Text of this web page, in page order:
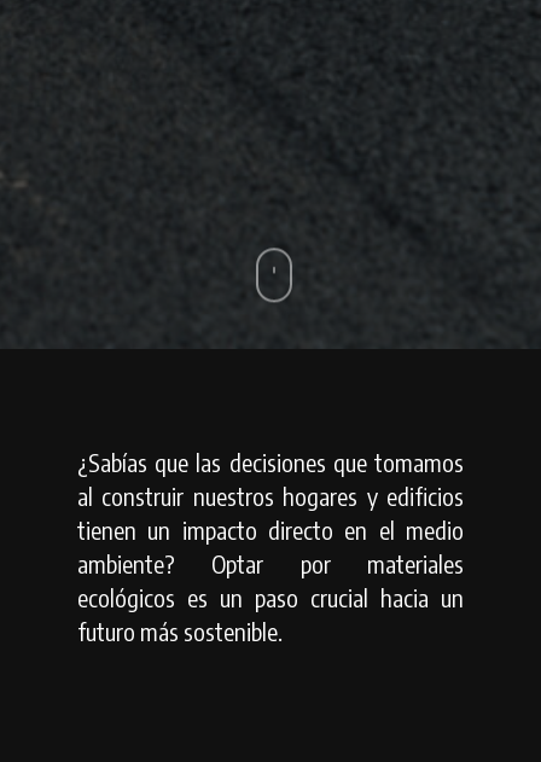
¿Sabías que las decisiones que tomamos
al construir nuestros hogares y edificios
tienen un impacto directo en el medio
ambiente? Optar por materiales
ecológicos es un paso crucial hacia un
futuro más sostenible.